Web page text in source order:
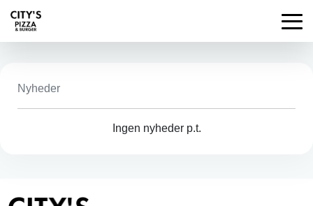
Nyheder
Ingen nyheder p.t.